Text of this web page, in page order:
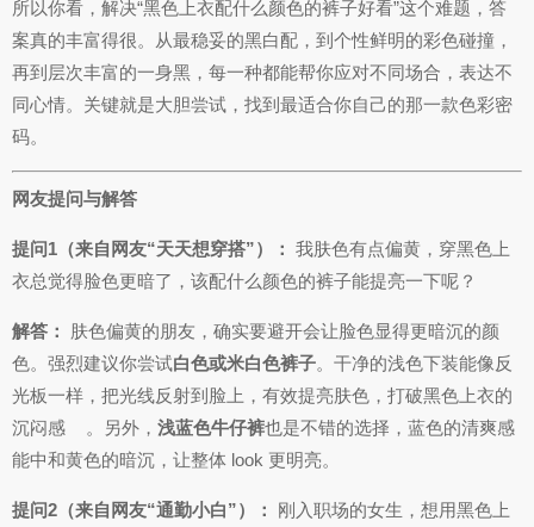
所以你看，解决“黑色上衣配什么颜色的裤子好看”这个难题，答
案真的丰富得很。从最稳妥的黑白配，到个性鲜明的彩色碰撞，
再到层次丰富的一身黑，每一种都能帮你应对不同场合，表达不
同心情。关键就是大胆尝试，找到最适合你自己的那一款色彩密
码。
网友提问与解答
提问1（来自网友“天天想穿搭”）： 我肤色有点偏黄，穿黑色上
衣总觉得脸色更暗了，该配什么颜色的裤子能提亮一下呢？
解答：
肤色偏黄的朋友，确实要避开会让脸色显得更暗沉的颜
色。强烈建议你尝试白色或米白色裤子。干净的浅色下装能像反
光板一样，把光线反射到脸上，有效提亮肤色，打破黑色上衣的
沉闷感
。另外，浅蓝色牛仔裤也是不错的选择，蓝色的清爽感
能中和黄色的暗沉，让整体 look 更明亮。
提问2（来自网友“通勤小白”）：
刚入职场的女生，想用黑色上